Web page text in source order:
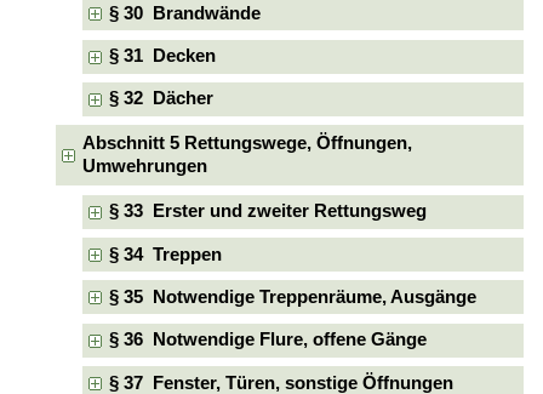
§ 30 Brandwände
§ 31 Decken
§ 32 Dächer
Abschnitt 5 Rettungswege, Öffnungen,
Umwehrungen
§ 33 Erster und zweiter Rettungsweg
§ 34 Treppen
§ 35 Notwendige Treppenräume, Ausgänge
§ 36 Notwendige Flure, offene Gänge
§ 37 Fenster, Türen, sonstige Öffnungen